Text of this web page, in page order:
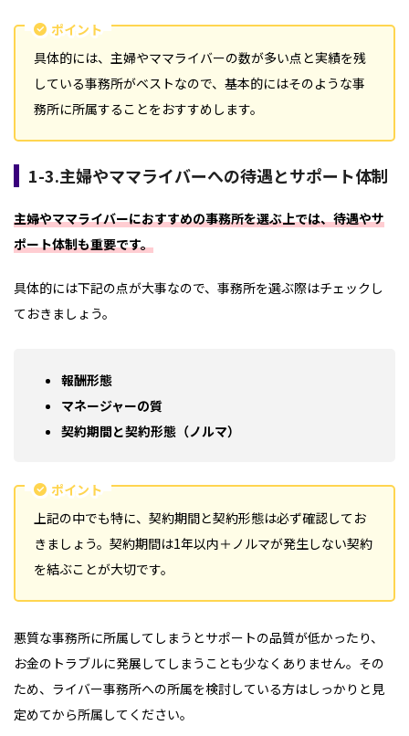
ポイント
具体的には、主婦やママライバーの数が多い点と実績を残
している事務所がベストなので、基本的にはそのような事
務所に所属することをおすすめします。
1-3.主婦やママライバーへの待遇とサポート体制
主婦やママライバーにおすすめの事務所を選ぶ上では、待遇やサ
ポート体制も重要です。
具体的には下記の点が大事なので、事務所を選ぶ際はチェックし
ておきましょう。
報酬形態
マネージャーの質
契約期間と契約形態（ノルマ）
ポイント
上記の中でも特に、契約期間と契約形態は必ず確認してお
きましょう。契約期間は1年以内＋ノルマが発生しない契約
を結ぶことが大切です。
悪質な事務所に所属してしまうとサポートの品質が低かったり、
お金のトラブルに発展してしまうことも少なくありません。その
ため、ライバー事務所への所属を検討している方はしっかりと見
定めてから所属してください。